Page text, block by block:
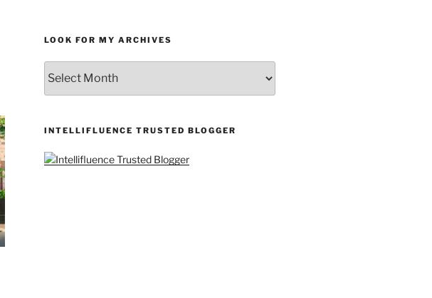
LOOK FOR MY ARCHIVES
FOR
MY
INTELLIFLUENCE TRUSTED BLOGGER